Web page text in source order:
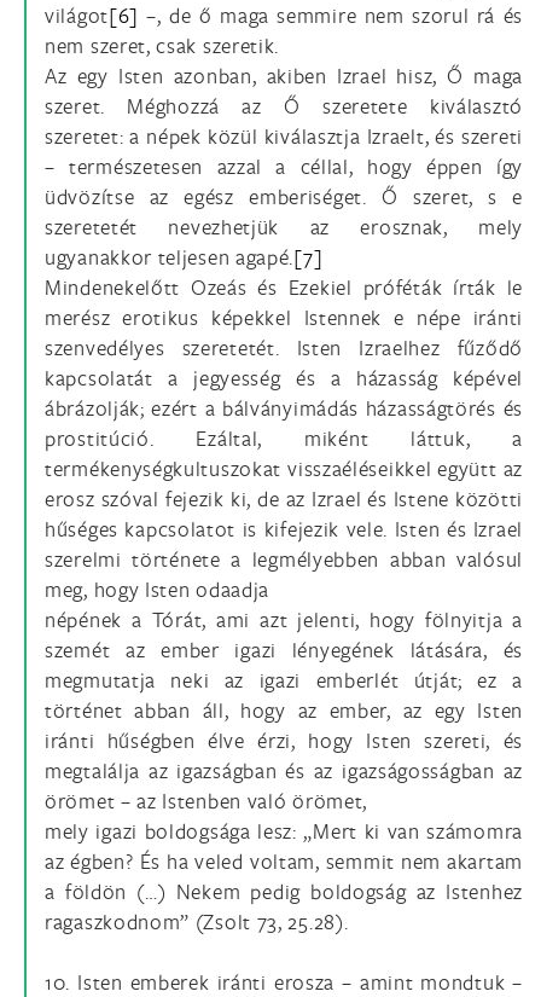
világot[6] –, de ő maga semmire nem szorul rá és
nem szeret, csak szeretik.
Az egy Isten azonban, akiben Izrael hisz, Ő maga
szeret. Méghozzá az Ő szeretete kiválasztó
szeretet: a népek közül kiválasztja Izraelt, és szereti
– természetesen azzal a céllal, hogy éppen így
üdvözítse az egész emberiséget. Ő szeret, s e
szeretetét nevezhetjük az erosznak, mely
ugyanakkor teljesen agapé.[7]
Mindenekelőtt Ozeás és Ezekiel próféták írták le
merész erotikus képekkel Istennek e népe iránti
szenvedélyes szeretetét. Isten Izraelhez fűződő
kapcsolatát a jegyesség és a házasság képével
ábrázolják; ezért a bálványimádás házasságtörés és
prostitúció. Ezáltal, miként láttuk, a
termékenységkultuszokat visszaéléseikkel együtt az
erosz szóval fejezik ki, de az Izrael és Istene közötti
hűséges kapcsolatot is kifejezik vele. Isten és Izrael
szerelmi története a legmélyebben abban valósul
meg, hogy Isten odaadja
népének a Tórát, ami azt jelenti, hogy fölnyitja a
szemét az ember igazi lényegének látására, és
megmutatja neki az igazi emberlét útját; ez a
történet abban áll, hogy az ember, az egy Isten
iránti hűségben élve érzi, hogy Isten szereti, és
megtalálja az igazságban és az igazságosságban az
örömet – az Istenben való örömet,
mely igazi boldogsága lesz: „Mert ki van számomra
az égben? És ha veled voltam, semmit nem akartam
a földön (…) Nekem pedig boldogság az Istenhez
ragaszkodnom” (Zsolt 73, 25.28).
10. Isten emberek iránti erosza – amint mondtuk –